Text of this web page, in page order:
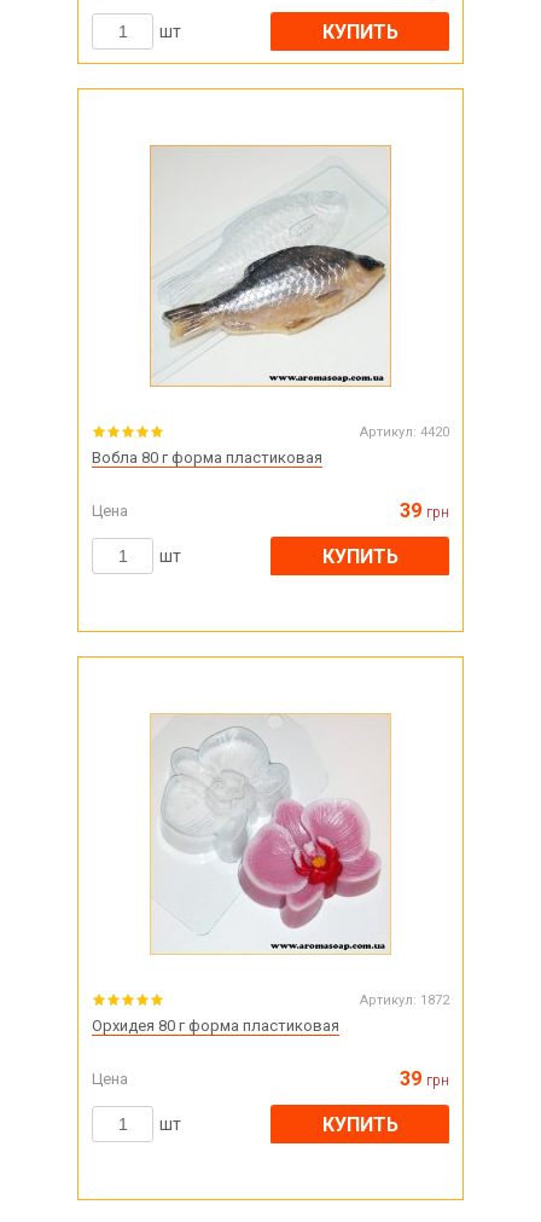
шт КУПИТЬ
Артикул: 4420
Вобла 80 г форма пластиковая
Цена 39 грн
шт КУПИТЬ
Артикул: 1872
Орхидея 80 г форма пластиковая
Цена 39 грн
шт КУПИТЬ